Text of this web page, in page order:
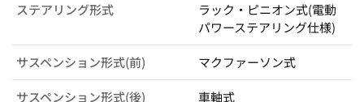
ステアリング形式
ラック・ピニオン式(電動
パワーステアリング仕様)
サスペンション形式(前) マクファーソン式
サスペンション形式(後) 車軸式